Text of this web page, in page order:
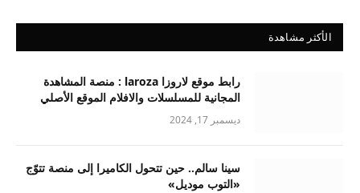
الأكثر مشاهدة
رابط موقع لاروزا laroza : منصة المشاهدة
المجانية للمسلسلات والافلام الموقع الأصلي
ديسمبر 17, 2024
سينا سالم.. حين تتحول الكاميرا إلى منصة تتوّج
«التوب موديل»